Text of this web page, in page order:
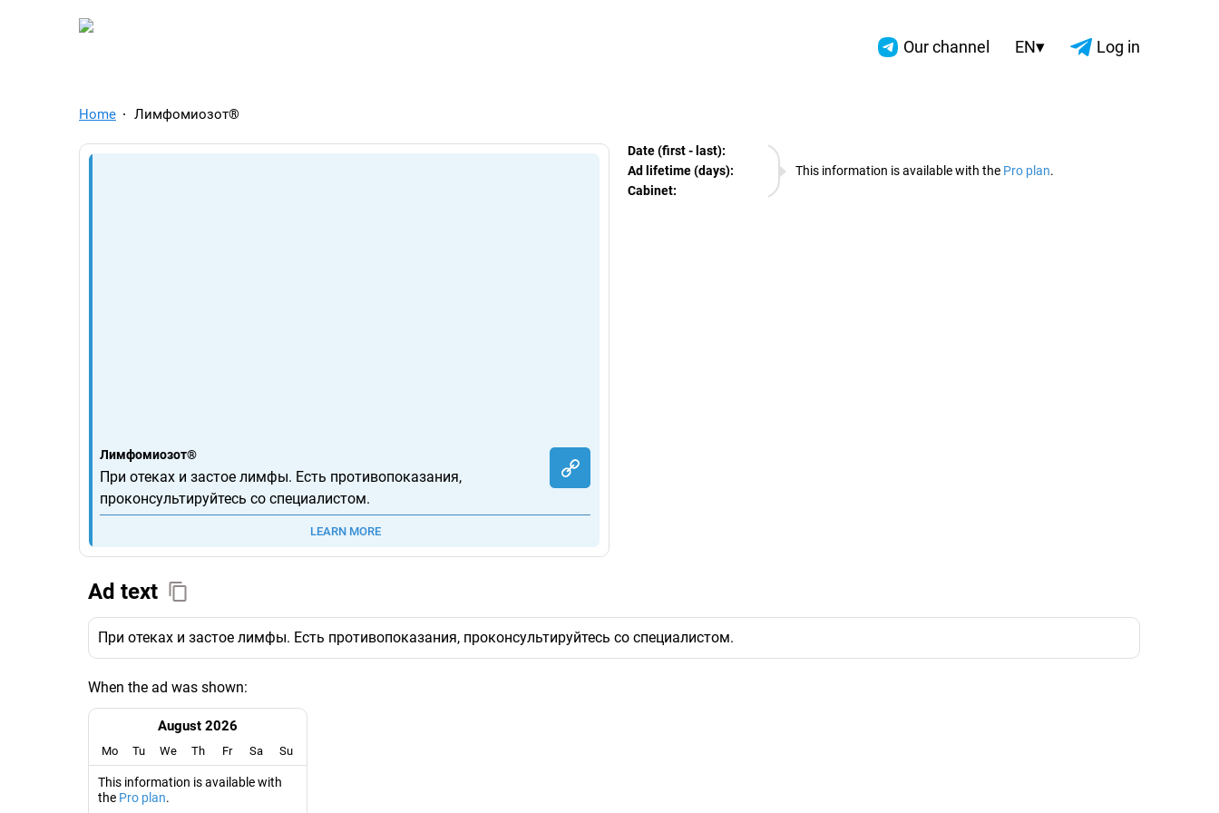
TelegramAds.com — Telegram Ads Spy Our channel EN▾ Log in
Home Лимфомиозот®
Лимфомиозот®
При отеках и застое лимфы. Есть противопоказания,
проконсультируйтесь со специалистом.
LEARN MORE
This information is available with the Pro plan.
Date (first - last):
06.08.2026
Ad lifetime (days):
Cabinet:
EURO
Ad text
При отеках и застое лимфы. Есть противопоказания, проконсультируйтесь со специалистом.
When the ad was shown:
August 2026
Mo Tu We Th Fr Sa Su
This information is available with
the Pro plan.